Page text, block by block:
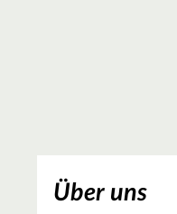
Über uns